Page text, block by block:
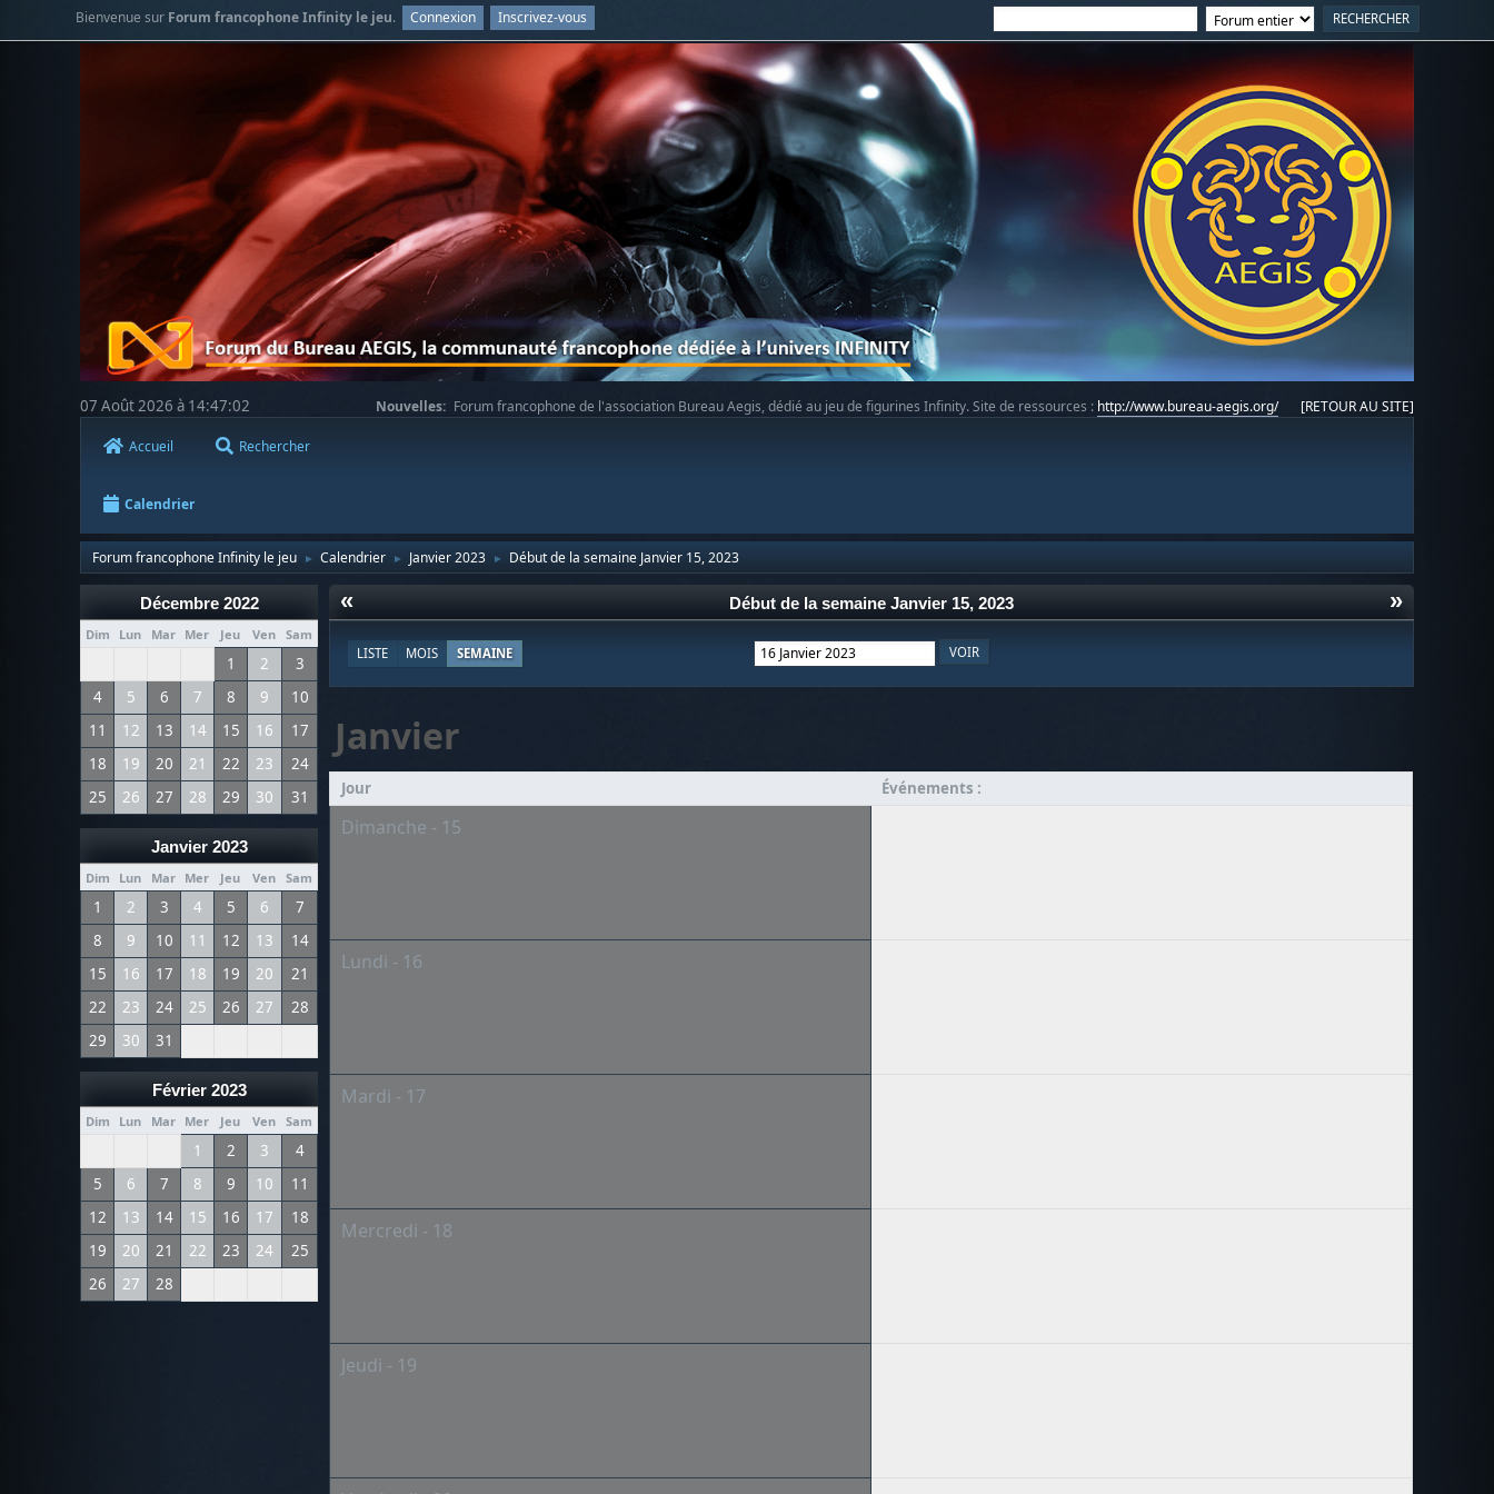
Bienvenue sur Forum francophone Infinity le jeu. Connexion Inscrivez-vous
[RETOUR AU SITE]
07 Août 2026 à 14:47:02 Nouvelles: Forum francophone de l'association Bureau Aegis, dédié au jeu de figurines Infinity. Site de ressources : http://www.bureau-aegis.org/
Accueil Rechercher
Calendrier
Forum francophone Infinity le jeu ► Calendrier ► Janvier 2023 ► Début de la semaine Janvier 15, 2023
Décembre 2022
Dim Lun Mar Mer Jeu Ven Sam
1 2
3
4
5 6 7 8 9
10
11
12 13 14 15 16
17
18
19 20 21 22 23
24
25
26 27 28 29 30 31
Janvier 2023
Dim Lun Mar Mer Jeu Ven Sam
1 2 3 4 5 6
7
8
9 10 11 12 13
14
15
16 17 18 19 20
21
22
23 24 25 26 27
28
29
30 31
Février 2023
Dim Lun Mar Mer Jeu Ven Sam
1 2 3
4
5
6 7 8 9 10
11
12
13 14 15 16 17
18
19
20 21 22 23 24
25
26
27 28
« »
Début de la semaine Janvier 15, 2023
LISTE MOIS SEMAINE
Janvier
Jour Événements :
Dimanche - 15
Lundi - 16
Mardi - 17
Mercredi - 18
Jeudi - 19